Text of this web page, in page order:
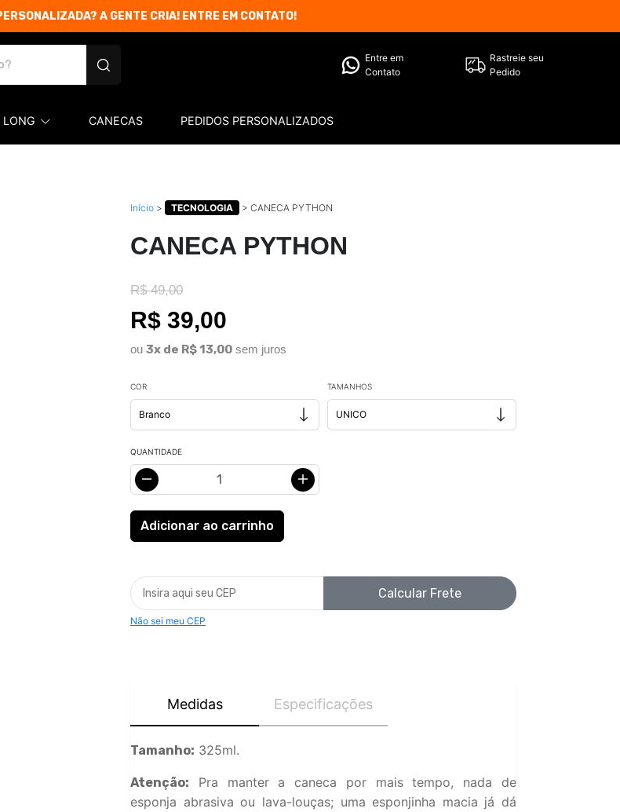
A GENTE CRIA! ENTRE EM CONTATO!
Entre em
Contato
Rastreie seu
Pedido
LONG CANECAS PEDIDOS PERSONALIZADOS
Início > TECNOLOGIA > CANECA PYTHON
CANECA PYTHON
R$ 49,00
R$ 39,00
ou 3x de R$ 13,00 sem juros
COR TAMANHOS
QUANTIDADE
Calcular Frete
Não sei meu CEP
Medidas Especificações
Tamanho: 325ml.
Atenção: Pra manter a caneca por mais tempo, nada de
esponja abrasiva ou lava-louças; uma esponjinha macia já dá